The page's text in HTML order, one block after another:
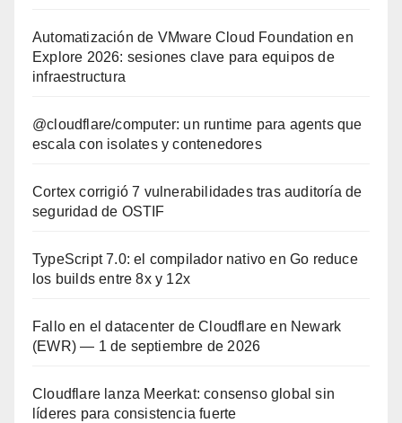
Automatización de VMware Cloud Foundation en
Explore 2026: sesiones clave para equipos de
infraestructura
@cloudflare/computer: un runtime para agents que
escala con isolates y contenedores
Cortex corrigió 7 vulnerabilidades tras auditoría de
seguridad de OSTIF
TypeScript 7.0: el compilador nativo en Go reduce
los builds entre 8x y 12x
Fallo en el datacenter de Cloudflare en Newark
(EWR) — 1 de septiembre de 2026
Cloudflare lanza Meerkat: consenso global sin
líderes para consistencia fuerte